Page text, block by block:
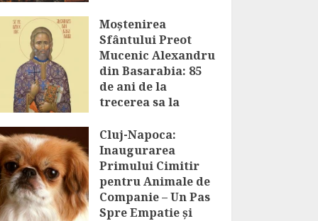
Consumatori?
AUGUST 8, 2026
Moștenirea
Sfântului Preot
Mucenic Alexandru
din Basarabia: 85
de ani de la
trecerea sa la
AUGUST 8, 2026
Cluj-Napoca:
Inaugurarea
Primului Cimitir
pentru Animale de
Companie – Un Pas
Spre Empatie și